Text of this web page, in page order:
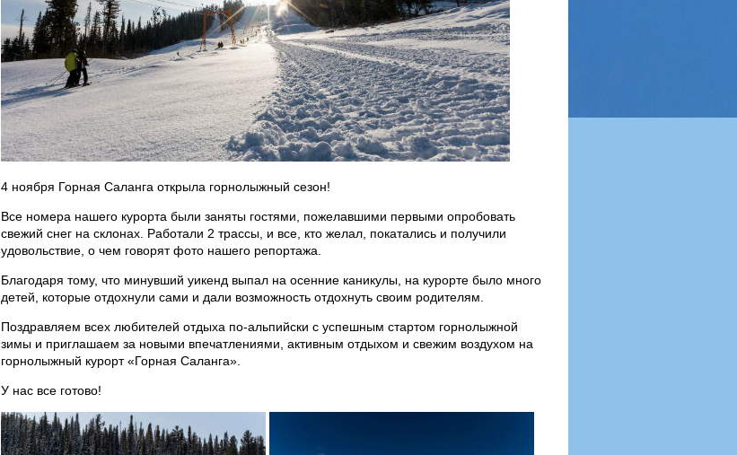
4 ноября Горная Саланга открыла горнолыжный сезон!
Все номера нашего курорта были заняты гостями, пожелавшими первыми опробовать
свежий снег на склонах. Работали 2 трассы, и все, кто желал, покатались и получили
удовольствие, о чем говорят фото нашего репортажа.
Благодаря тому, что минувший уикенд выпал на осенние каникулы, на курорте было много
детей, которые отдохнули сами и дали возможность отдохнуть своим родителям.
Поздравляем всех любителей отдыха по-альпийски с успешным стартом горнолыжной
зимы и приглашаем за новыми впечатлениями, активным отдыхом и свежим воздухом на
горнолыжный курорт «Горная Саланга».
У нас все готово!